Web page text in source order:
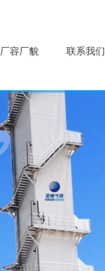
厂容厂貌 联系我们